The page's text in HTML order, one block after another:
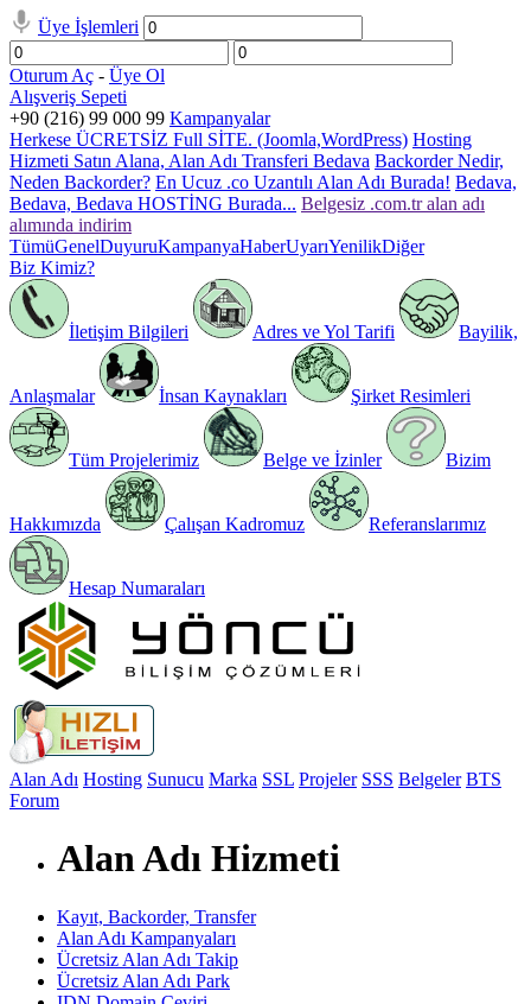
Üye İşlemleri
Oturum Aç - Üye Ol
Alışveriş Sepeti
+90 (216) 99 000 99 Kampanyalar
Herkese ÜCRETSİZ Full SİTE. (Joomla,WordPress) Hosting
Hizmeti Satın Alana, Alan Adı Transferi Bedava Backorder Nedir,
Neden Backorder? En Ucuz .co Uzantılı Alan Adı Burada! Bedava,
Bedava, Bedava HOSTİNG Burada... Belgesiz .com.tr alan adı
alımında indirim
TümüGenelDuyuruKampanyaHaberUyarıYenilikDiğer
Biz Kimiz?
İletişim Bilgileri Adres ve Yol Tarifi Bayilik,
Anlaşmalar İnsan Kaynakları Şirket Resimleri
Tüm Projelerimiz Belge ve İzinler Bizim
Hakkımızda Çalışan Kadromuz Referanslarımız
Hesap Numaraları
Alan Adı Hosting Sunucu Marka SSL Projeler SSS Belgeler BTS
Forum
Alan Adı Hizmeti
Kayıt, Backorder, Transfer
Alan Adı Kampanyaları
Ücretsiz Alan Adı Takip
Ücretsiz Alan Adı Park